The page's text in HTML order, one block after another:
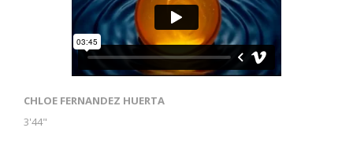
CHLOE FERNANDEZ HUERTA
3'44"